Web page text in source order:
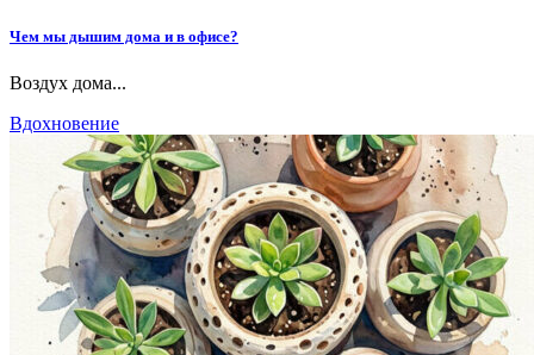
Чем мы дышим дома и в офисе?
Воздух дома...
Вдохновение